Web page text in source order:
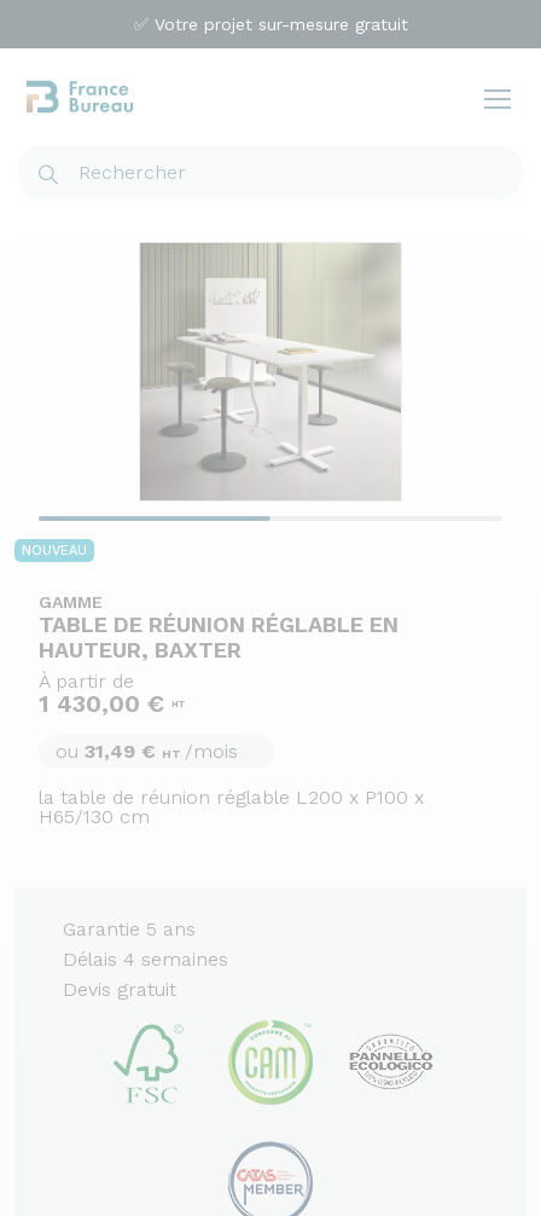
✅ Votre projet sur-mesure gratuit
NOUVEAU
GAMME
TABLE DE RÉUNION RÉGLABLE EN
HAUTEUR, BAXTER
À partir de
1 430,00 € HT
ou 31,49 € HT /mois
la table de réunion réglable L200 x P100 x
H65/130 cm
Garantie 5 ans
Délais 4 semaines
Devis gratuit